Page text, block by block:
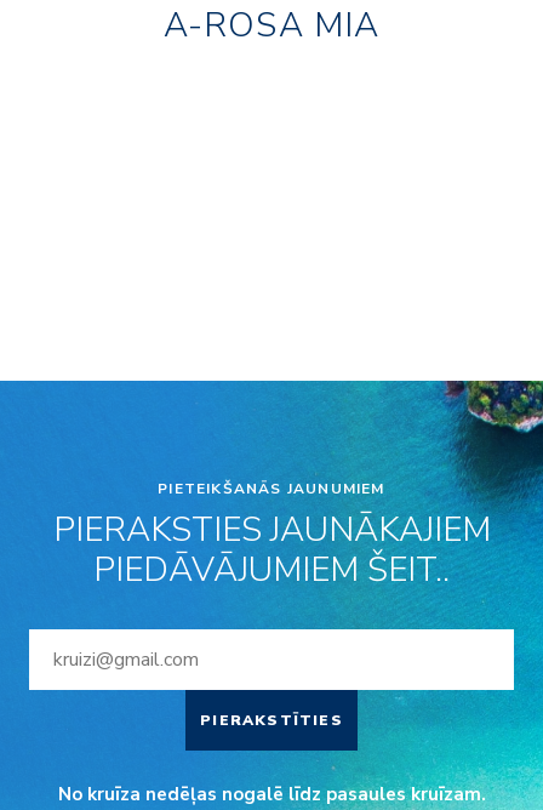
A-ROSA MIA
PIETEIKŠANĀS JAUNUMIEM
PIERAKSTIES JAUNĀKAJIEM
PIEDĀVĀJUMIEM ŠEIT..
PIERAKSTĪTIES
No kruīza nedēļas nogalē līdz pasaules kruīzam.